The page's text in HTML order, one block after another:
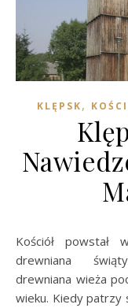
KLĘPSK,
Kościół powstał w drugiej połowie XIV wieku jako
drewniana
drewniana wieża
wieku. Kiedy patrzy